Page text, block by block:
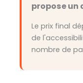
propose
Le prix final
de
nombre de